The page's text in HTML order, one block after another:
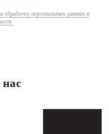
обработку персональных данных и